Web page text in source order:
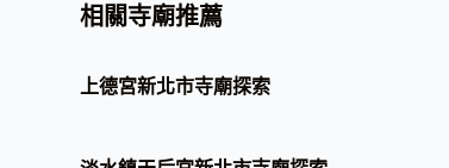
相關寺廟推薦
上德宮新北市寺廟探索